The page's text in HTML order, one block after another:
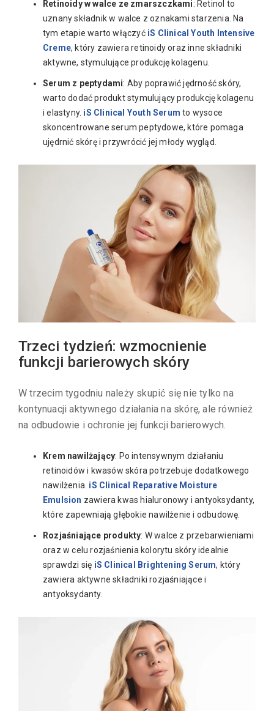
Retinoidy w walce ze zmarszczkami: Retinol to
uznany składnik w walce z oznakami starzenia. Na
tym etapie warto włączyć iS Clinical Youth Intensive
Creme, który zawiera retinoidy oraz inne składniki
aktywne, stymulujące produkcję kolagenu.
Serum z peptydami: Aby poprawić jędrność skóry,
warto dodać produkt stymulujący produkcję kolagenu
i elastyny. iS Clinical Youth Serum to wysoce
skoncentrowane serum peptydowe, które pomaga
ujędrnić skórę i przywrócić jej młody wygląd.
Trzeci tydzień: wzmocnienie
funkcji barierowych skóry
W trzecim tygodniu należy skupić się nie tylko na
kontynuacji aktywnego działania na skórę, ale również
na odbudowie i ochronie jej funkcji barierowych.
Krem nawilżający: Po intensywnym działaniu
retinoidów i kwasów skóra potrzebuje dodatkowego
nawilżenia. iS Clinical Reparative Moisture
Emulsion zawiera kwas hialuronowy i antyoksydanty,
które zapewniają głębokie nawilżenie i odbudowę.
Rozjaśniające produkty: W walce z przebarwieniami
oraz w celu rozjaśnienia kolorytu skóry idealnie
sprawdzi się iS Clinical Brightening Serum, który
zawiera aktywne składniki rozjaśniające i
antyoksydanty.